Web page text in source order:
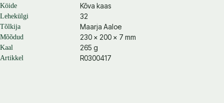
Köide Kõva kaas
Lehekülgi 32
Tõlkija Maarja Aaloe
Mõõdud 230 × 200 × 7 mm
Kaal 265 g
Artikkel R0300417